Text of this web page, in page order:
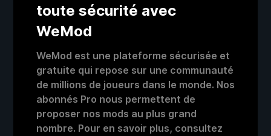
toute sécurité avec
WeMod
WeMod est une plateforme sécurisée et
gratuite qui repose sur une communauté
de millions de joueurs dans le monde. Nos
abonnés Pro nous permettent de
proposer nos mods au plus grand
nombre. Pour en savoir plus, consultez